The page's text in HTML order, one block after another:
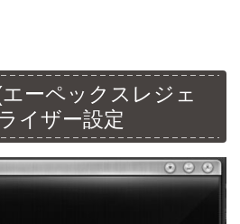
ーペックスレジェ
イザー設定